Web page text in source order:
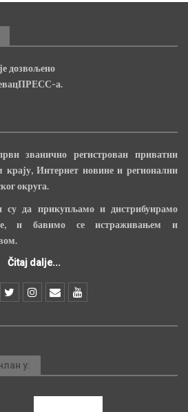
дозвољено
а.
званично регистрован приватни
Интернет новине и регионални
округа.
да прикупљамо и дистрибуирамо
и бавимо се истраживањем и
Čitaj dalje...
у: